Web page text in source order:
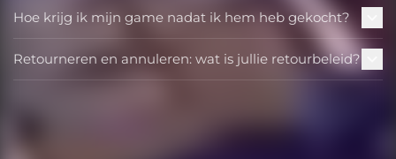
Hoe krijg ik mijn game nadat ik hem heb gekocht?
Retourneren en annuleren: wat is jullie retourbeleid?